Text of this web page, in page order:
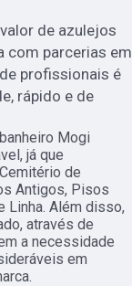
de azulejos
com parcerias em
profissionais é
rápido e de
Mogi
já que
de
Antigos, Pisos
Linha. Além disso,
através de
a necessidade
em